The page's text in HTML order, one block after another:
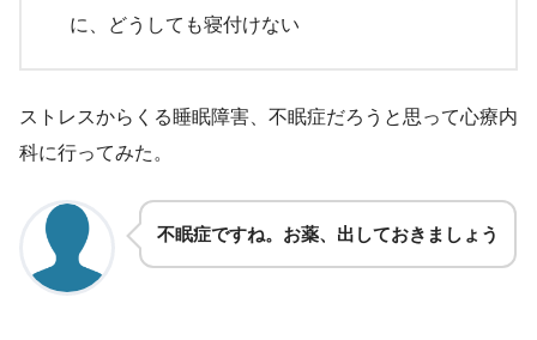
に、どうしても寝付けない
ストレスからくる睡眠障害、不眠症だろうと思って心療内
科に行ってみた。
不眠症ですね。お薬、出しておきましょう